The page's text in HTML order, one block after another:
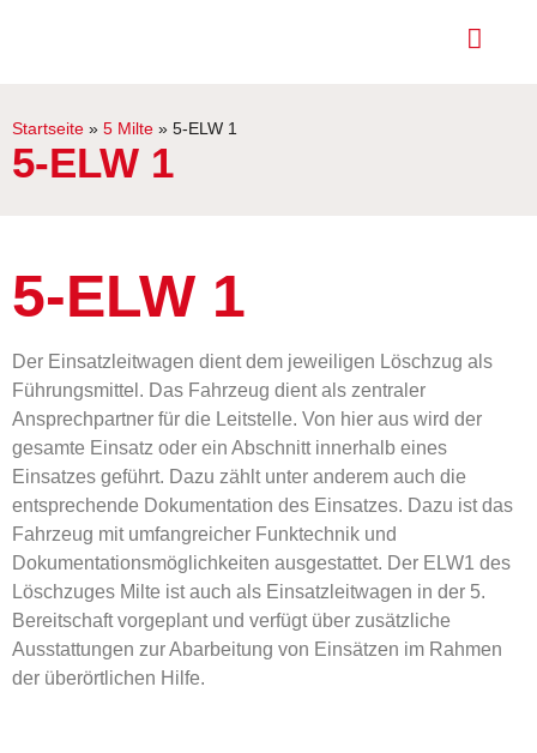
Startseite » 5 Milte » 5-ELW 1
5-ELW 1
5-ELW 1
Der Einsatzleitwagen dient dem jeweiligen Löschzug als
Führungsmittel. Das Fahrzeug dient als zentraler
Ansprechpartner für die Leitstelle. Von hier aus wird der
gesamte Einsatz oder ein Abschnitt innerhalb eines
Einsatzes geführt. Dazu zählt unter anderem auch die
entsprechende Dokumentation des Einsatzes. Dazu ist das
Fahrzeug mit umfangreicher Funktechnik und
Dokumentationsmöglichkeiten ausgestattet. Der ELW1 des
Löschzuges Milte ist auch als Einsatzleitwagen in der 5.
Bereitschaft vorgeplant und verfügt über zusätzliche
Ausstattungen zur Abarbeitung von Einsätzen im Rahmen
der überörtlichen Hilfe.